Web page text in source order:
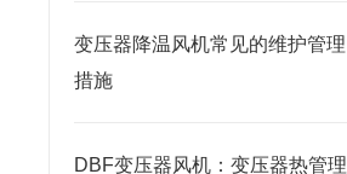
变压器降温风机常见的维护管理
措施
DBF变压器风机：变压器热管理